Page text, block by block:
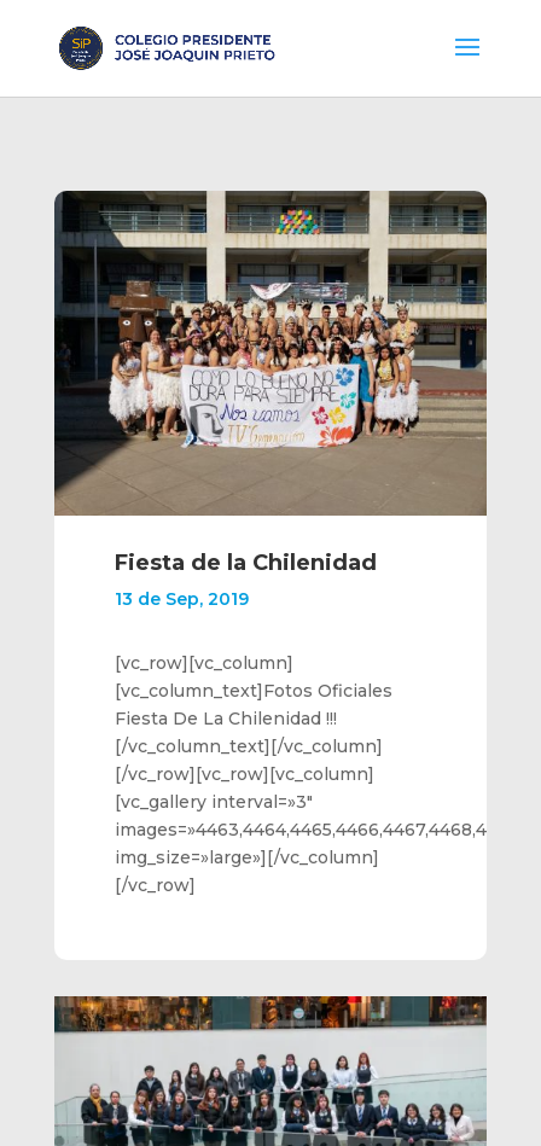
Fiesta de la Chilenidad
13 de Sep, 2019
[vc_row][vc_column]
[vc_column_text]Fotos Oficiales
Fiesta De La Chilenidad !!!
[/vc_column_text][/vc_column]
[/vc_row][vc_row][vc_column]
[vc_gallery interval=»3″
img_size=»large»][/vc_column]
[/vc_row]